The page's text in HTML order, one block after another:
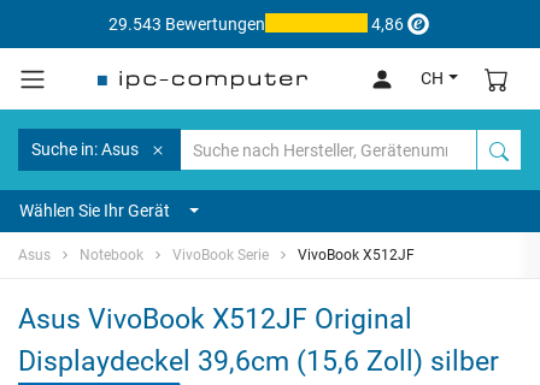
29.543 Bewertungen 4,86
CH
Suche in: Asus
Wählen Sie Ihr Gerät
Asus Notebook VivoBook Serie VivoBook X512JF
Asus VivoBook X512JF Original
Displaydeckel 39,6cm (15,6 Zoll) silber